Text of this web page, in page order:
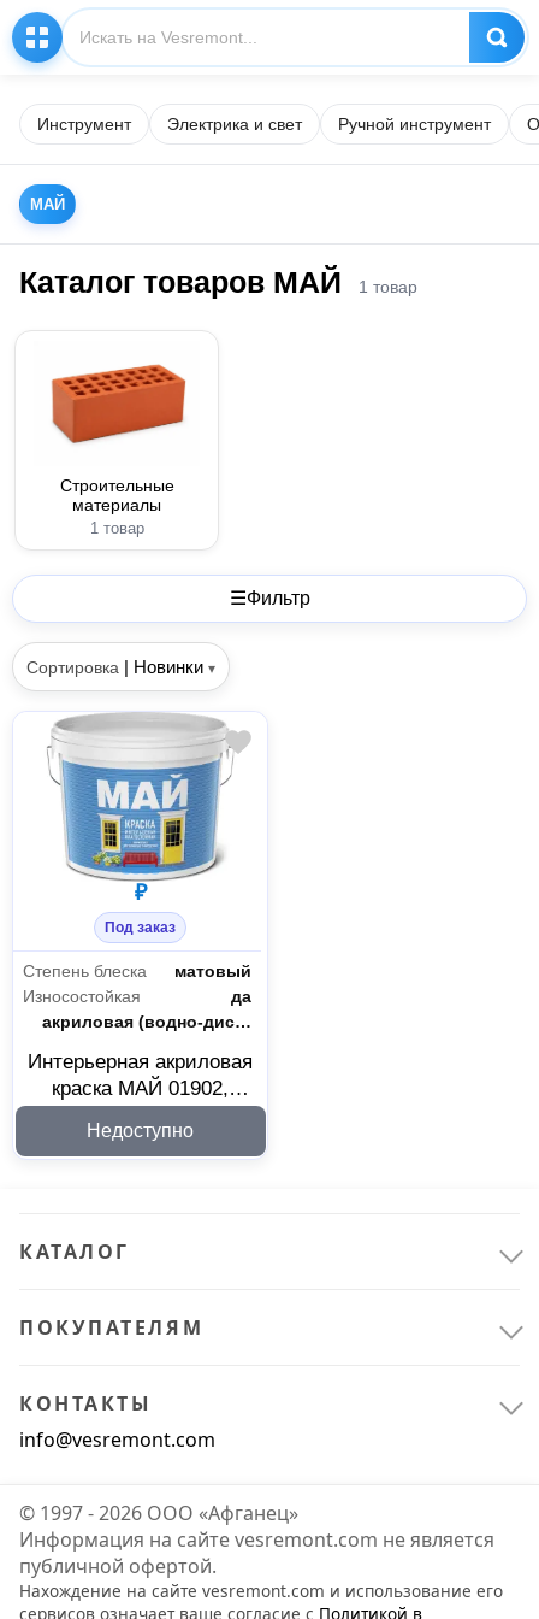
Инструмент Электрика и свет Ручной инструмент
МАЙ
Каталог товаров МАЙ 1 товар
Строительные
материалы
1 товар
☰Фильтр
Сортировка | Новинки ▾
₽
Под заказ
Степень блеска
матовый
Износостойкая
да
Тип
акриловая (водно-дисперсионная)
Интерьерная акриловая
краска МАЙ 01902,
Недоступно
КАТАЛОГ
ПОКУПАТЕЛЯМ
КОНТАКТЫ
info@vesremont.com
© 1997 - 2026 ООО «Афганец»
Информация на сайте vesremont.com не является
публичной офертой.
Нахождение на сайте vesremont.com и использование его
сервисов означает ваше согласие с Политикой в